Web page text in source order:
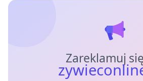
Zareklamuj